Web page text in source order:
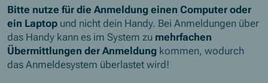
Bitte nutze für die Anmeldung einen Computer oder
ein Laptop und nicht dein Handy. Bei Anmeldungen über
das Handy kann es im System zu mehrfachen
Übermittlungen der Anmeldung kommen, wodurch
das Anmeldesystem überlastet wird!